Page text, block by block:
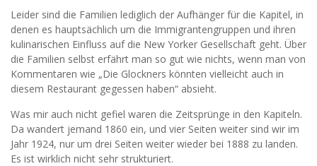
Leider sind die Familien lediglich der Aufhänger für die Kapitel, in
denen es hauptsächlich um die Immigrantengruppen und ihren
kulinarischen Einfluss auf die New Yorker Gesellschaft geht. Über
die Familien selbst erfährt man so gut wie nichts, wenn man von
Kommentaren wie „Die Glockners könnten vielleicht auch in
diesem Restaurant gegessen haben“ absieht.
Was mir auch nicht gefiel waren die Zeitsprünge in den Kapiteln.
Da wandert jemand 1860 ein, und vier Seiten weiter sind wir im
Jahr 1924, nur um drei Seiten weiter wieder bei 1888 zu landen.
Es ist wirklich nicht sehr strukturiert.